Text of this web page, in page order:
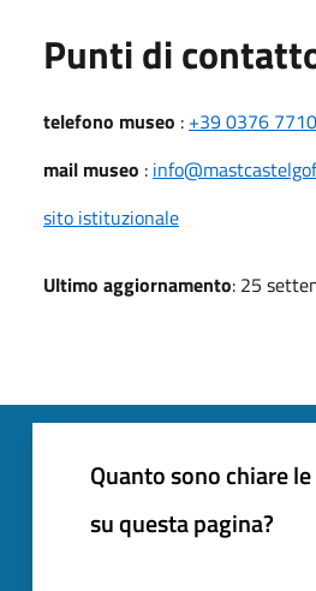
Punti di
telefono museo : +39 0376
mail museo :
sito istituzionale
Ultimo aggiornamento: 25
Quanto sono chiare
su questa pagina?